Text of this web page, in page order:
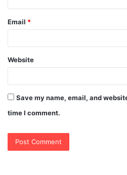
Email *
Website
Save my name, email, and
time I comment.